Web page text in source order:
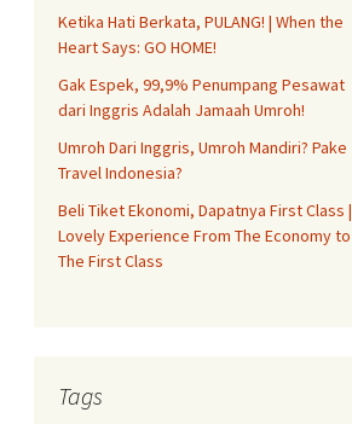
Ketika Hati Berkata, PULANG! | When the
Heart Says: GO HOME!
Gak Espek, 99,9% Penumpang Pesawat
dari Inggris Adalah Jamaah Umroh!
Umroh Dari Inggris, Umroh Mandiri? Pake
Travel Indonesia?
Beli Tiket Ekonomi, Dapatnya First Class |
Lovely Experience From The Economy to
The First Class
Tags